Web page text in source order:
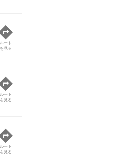
ルート
を見る
ルート
を見る
ルート
を見る